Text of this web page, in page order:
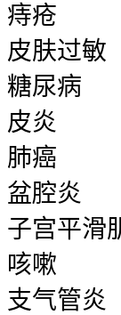
痔疮
皮肤过敏
糖尿病
皮炎
肺癌
盆腔炎
子宫平滑
咳嗽
支气管炎